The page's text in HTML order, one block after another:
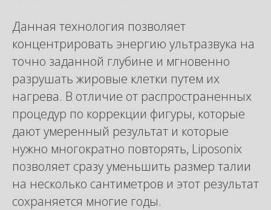
Данная технология позволяет
концентрировать энергию ультразвука на
точно заданной глубине и мгновенно
разрушать жировые клетки путем их
нагрева. В отличие от распространенных
процедур по коррекции фигуры, которые
дают умеренный результат и которые
нужно многократно повторять, Liposonix
позволяет сразу уменьшить размер талии
на несколько сантиметров и этот результат
сохраняется многие годы.